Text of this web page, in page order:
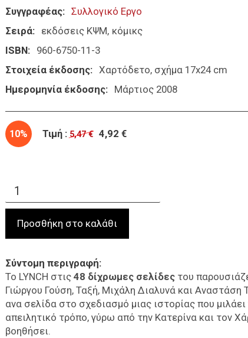
Συγγραφέας
Συλλογικό Εργο
Σειρά
εκδόσεις ΚΨΜ κόμικς
ISBN
960-6750-11-3
Στοιχεία έκδοσης
Χαρτόδετο, σχήμα 17x24 cm
Ημερομηνία έκδοσης
Μάρτιος 2008
10% Τιμή : 5,47 € 4,92 €
Σύντομη περιγραφή
Το LYNCH στις 48 δίχρωμες σελίδες του
Γιώργου Γούση, Ταξή, Μιχάλη Διαλυνά και Αναστάση
ανα σελίδα στο σχεδιασμό μιας ιστορίας που μιλάει
απειλητικό τρόπο, γύρω από την Κατερίνα και τον
βοηθήσει.